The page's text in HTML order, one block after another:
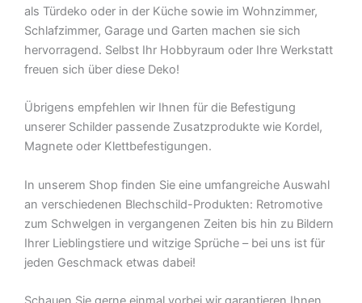
als Türdeko oder in der Küche sowie im Wohnzimmer,
Schlafzimmer, Garage und Garten machen sie sich
hervorragend. Selbst Ihr Hobbyraum oder Ihre Werkstatt
freuen sich über diese Deko!
Übrigens empfehlen wir Ihnen für die Befestigung
unserer Schilder passende Zusatzprodukte wie Kordel,
Magnete oder Klettbefestigungen.
In unserem Shop finden Sie eine umfangreiche Auswahl
an verschiedenen Blechschild-Produkten: Retromotive
zum Schwelgen in vergangenen Zeiten bis hin zu Bildern
Ihrer Lieblingstiere und witzige Sprüche – bei uns ist für
jeden Geschmack etwas dabei!